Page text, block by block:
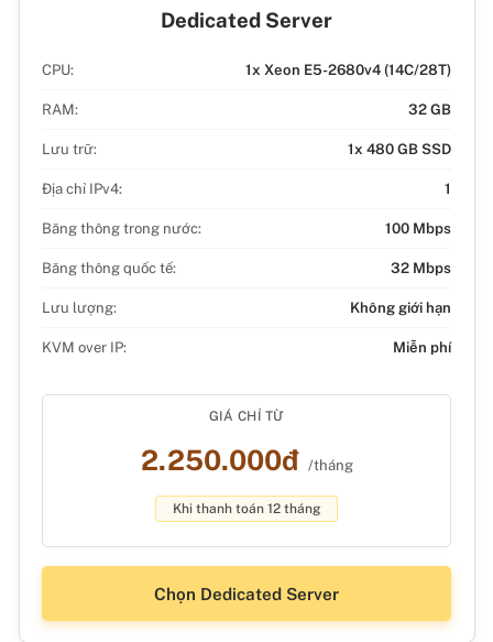
Dedicated Server
CPU: 1x Xeon E5-2680v4 (14C/28T)
RAM: 32 GB
Lưu trữ: 1x 480 GB SSD
Địa chỉ IPv4: 1
Băng thông trong nước: 100 Mbps
Băng thông quốc tế: 32 Mbps
Lưu lượng: Không giới hạn
KVM over IP: Miễn phí
GIÁ CHỈ TỪ
2.250.000đ /tháng
Khi thanh toán 12 tháng
Chọn Dedicated Server